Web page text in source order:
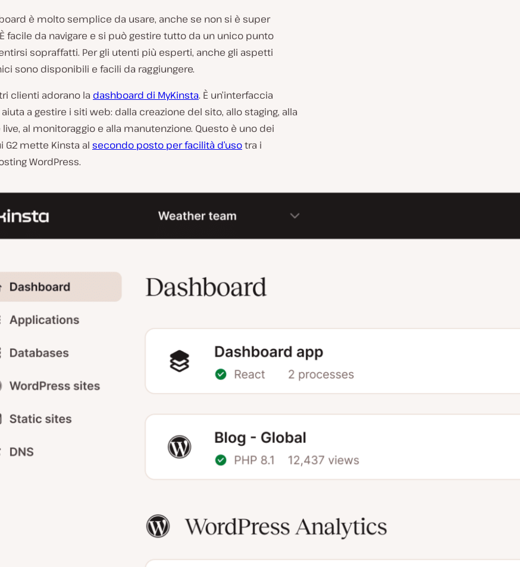
è molto semplice da usare, anche se non si è super
facile da navigare e si può gestire tutto da un unico punto
sopraffatti. Per gli utenti più esperti, anche gli aspetti
sono disponibili e facili da raggiungere.
clienti adorano la dashboard di MyKinsta. È un’interfaccia
a gestire i siti web: dalla creazione del sito, allo staging, alla
al monitoraggio e alla manutenzione. Questo è uno dei
G2 mette Kinsta al secondo posto per facilità d’usotra i
WordPress.